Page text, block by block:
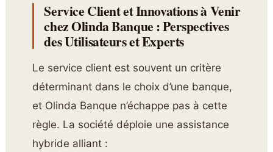
Service Client et Innovations à Venir
chez Olinda Banque : Perspectives
des Utilisateurs et Experts
Le service client est souvent un critère
déterminant dans le choix d’une banque,
et Olinda Banque n’échappe pas à cette
règle. La société déploie une assistance
hybride alliant :